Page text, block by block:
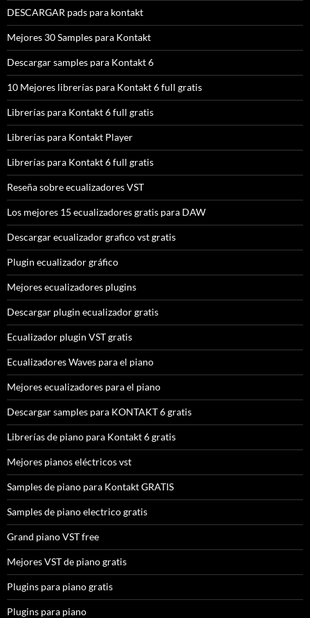
DESCARGAR pads para kontakt
Mejores 30 Samples para Kontakt
Descargar samples para Kontakt 6
10 Mejores librerías para Kontakt 6 full gratis
Librerías para Kontakt 6 full gratis
Librerías para Kontakt Player
Librerías para Kontakt 6 full gratis
Reseña sobre ecualizadores VST
Los mejores 15 ecualizadores gratis para DAW
Descargar ecualizador grafico vst gratis
Plugin ecualizador gráfico
Mejores ecualizadores plugins
Descargar plugin ecualizador gratis
Ecualizador plugin VST gratis
Ecualizadores Waves para el piano
Mejores ecualizadores para el piano
Descargar samples para KONTAKT 6 gratis
Librerías de piano para Kontakt 6 gratis
Mejores pianos eléctricos vst
Samples de piano para Kontakt GRATIS
Samples de piano electrico gratis
Grand piano VST free
Mejores VST de piano gratis
Plugins para piano gratis
Plugins para piano